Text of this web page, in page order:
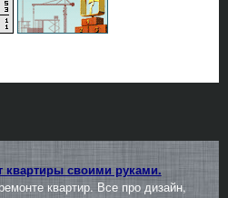
квартиры своими руками.
квартир. Все про дизайн,